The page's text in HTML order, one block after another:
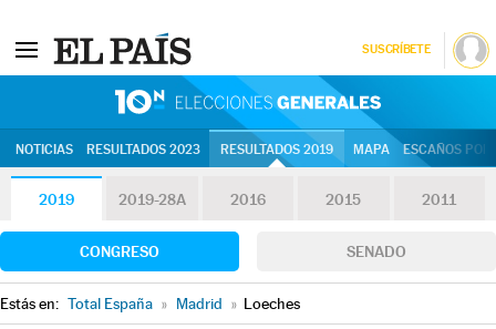
SUSCRÍBETE
NOTICIAS RESULTADOS 2023 RESULTADOS 2019 MAPA ESCAÑOS
2019 2019-28A 2016 2015 2011
CONGRESO SENADO
Estás en: Total España » Madrid » Loeches